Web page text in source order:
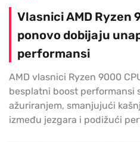
Vlasnici AMD Ryzen
ponovo dobijaju
performansi
AMD vlasnici Ryzen 9000
besplatni boost performansi
ažuriranjem, smanjujući
između jezgara i podižući